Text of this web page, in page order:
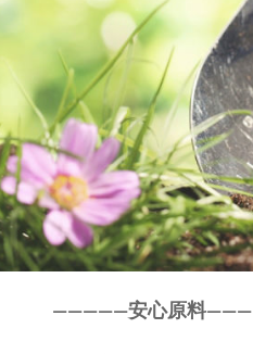
—————安心原料